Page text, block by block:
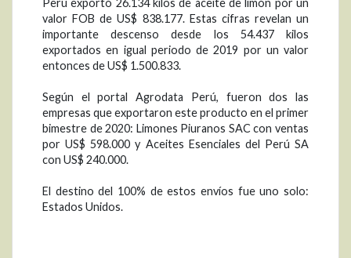
valor FOB de US$ 838.177. Estas cifras revelan un
importante descenso desde los 54.437 kilos
exportados en igual periodo de 2019 por un valor
entonces de US$ 1.500.833.
Según el portal Agrodata Perú, fueron dos las
empresas que exportaron este producto en el primer
bimestre de 2020: Limones Piuranos SAC con ventas
por US$ 598.000 y Aceites Esenciales del Perú SA
con US$ 240.000.
El destino del 100% de estos envíos fue uno solo:
Estados Unidos.